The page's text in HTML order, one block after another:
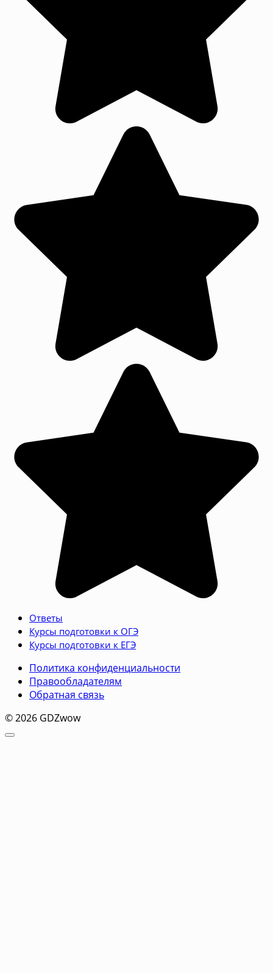
Ответы
Курсы подготовки к ОГЭ
Курсы подготовки к ЕГЭ
Политика конфиденциальности
Правообладателям
Обратная связь
© 2026 GDZwow